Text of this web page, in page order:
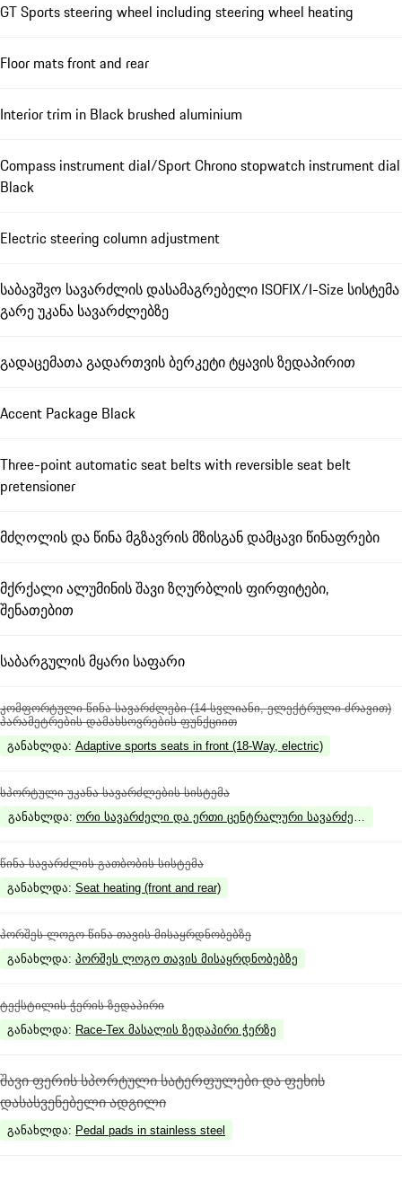
GT Sports steering wheel including steering wheel heating
Floor mats front and rear
Interior trim in Black brushed aluminium
Compass instrument dial/Sport Chrono stopwatch instrument dial
Black
Electric steering column adjustment
საბავშვო სავარძლის დასამაგრებელი ISOFIX/I-Size სისტემა
გარე უკანა სავარძლებზე
გადაცემათა გადართვის ბერკეტი ტყავის ზედაპირით
Accent Package Black
Three-point automatic seat belts with reversible seat belt
pretensioner
მძღოლის და წინა მგზავრის მზისგან დამცავი წინაფრები
მქრქალი ალუმინის შავი ზღურბლის ფირფიტები,
შენათებით
საბარგულის მყარი საფარი
კომფორტული წინა სავარძლები (14-სვლიანი, ელექტრული ძრავით)
პარამეტრების დამახსოვრების ფუნქციით
განახლდა: Adaptive sports seats in front (18-Way, electric)
სპორტული უკანა სავარძლების სისტემა
განახლდა: ორი სავარძელი და ერთი ცენტრალური სავარძელი
წინა სავარძლის გათბობის სისტემა
განახლდა: Seat heating (front and rear)
პორშეს ლოგო წინა თავის მისაყრდნობებზე
განახლდა: პორშეს ლოგო თავის მისაყრდნობებზე
ტექსტილის ჭერის ზედაპირი
განახლდა: Race-Tex მასალის ზედაპირი ჭერზე
შავი ფერის სპორტული სატერფულები და ფეხის
დასასვენებელი ადგილი
განახლდა: Pedal pads in stainless steel